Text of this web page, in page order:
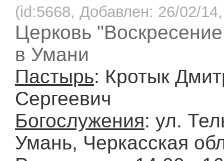
(id:5668, Добавлен: 26/02/
Церковь
в Умани
Пастырь: Кротык
Сергеевич
Богослужения: ул.
Умань, Черкасская